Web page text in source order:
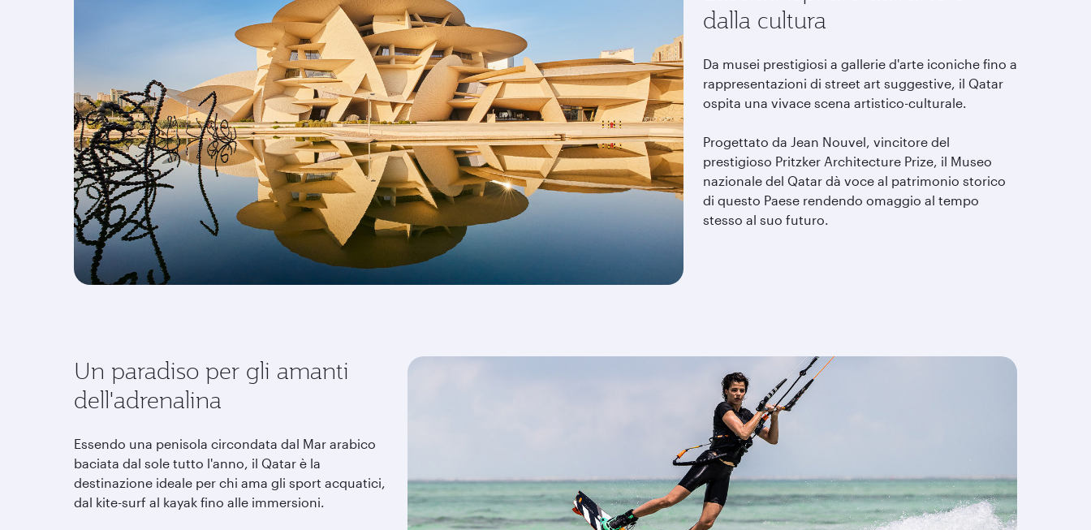
dalla cultura
Da musei prestigiosi a gallerie d'arte iconiche fino a
rappresentazioni di street art suggestive, il Qatar
ospita una vivace scena artistico-culturale.
Progettato da Jean Nouvel, vincitore del
prestigioso Pritzker Architecture Prize, il Museo
nazionale del Qatar dà voce al patrimonio storico
di questo Paese rendendo omaggio al tempo
stesso al suo futuro.
Un paradiso per gli amanti
dell'adrenalina
Essendo una penisola circondata dal Mar arabico
baciata dal sole tutto l'anno, il Qatar è la
destinazione ideale per chi ama gli sport acquatici,
dal kite-surf al kayak fino alle immersioni.